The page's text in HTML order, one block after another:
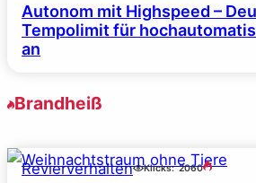
Autonom mit Highspeed –
Tempolimit für
an
Brandheiß
Revierverhalten Klicks: 2060